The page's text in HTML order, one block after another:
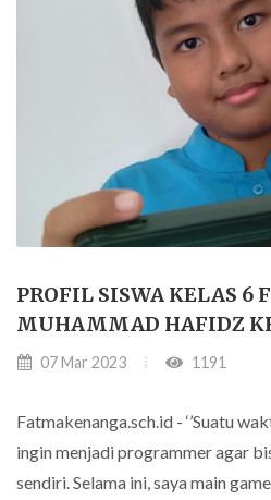
PROFIL SISWA KELAS 6
MUHAMMAD HAFIDZ
07 Mar 2023 1191
Fatmakenanga.sch.id - ‘’Suatu
ingin menjadi programmer agar
sendiri. Selama ini, saya main